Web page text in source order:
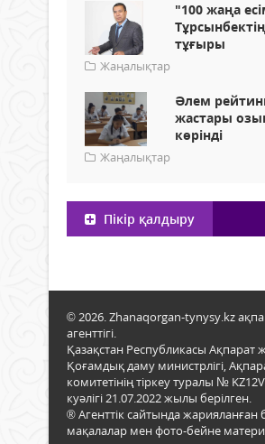
"100 жаңа
Тұрсынбектің
тұғыры
Жаңалықтар
Әлем
жастары
көрінді
Жаңалықтар
Пікір қалдыру
© 2026. Zhanaqorgan-tynysy.kz
агенттігі.
Қазақстан Республикасы Ақпарат
Қоғамдық даму министрлігі,
комитетінің тіркеу туралы №
куәлігі 21.07.2022 жылы берілген.
® Агенттік сайтында жарияланған
мақалалар мен фото-бейне